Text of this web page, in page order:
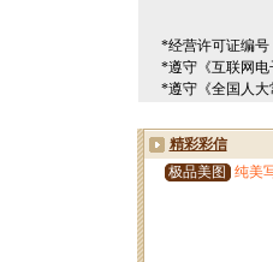
*经营许可证编号
*遵守《互联网电
*遵守《全国人大